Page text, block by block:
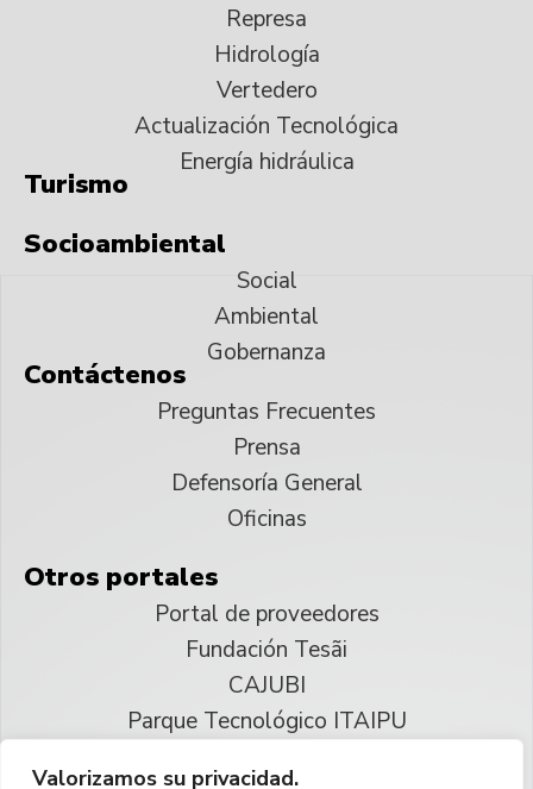
Valorizamos su privacidad.
Represa
Hidrología
Vertedero
Actualización Tecnológica
Energía hidráulica
Turismo
Socioambiental
Social
Ambiental
Gobernanza
Contáctenos
Preguntas Frecuentes
Prensa
Defensoría General
Oficinas
Otros portales
Portal de proveedores
Fundación Tesãi
CAJUBI
Parque Tecnológico ITAIPU